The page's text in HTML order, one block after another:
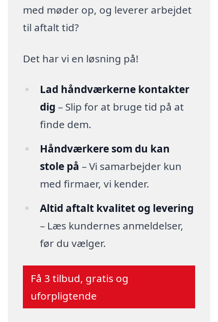
med møder op, og leverer arbejdet
til aftalt tid?
Det har vi en løsning på!
Lad håndværkerne kontakter
dig – Slip for at bruge tid på at
finde dem.
Håndværkere som du kan
stole på – Vi samarbejder kun
med firmaer, vi kender.
Altid aftalt kvalitet og levering
– Læs kundernes anmeldelser,
før du vælger.
Få 3 tilbud, gratis og
uforpligtende